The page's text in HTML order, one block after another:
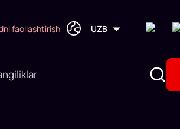
faollashtirish UZB